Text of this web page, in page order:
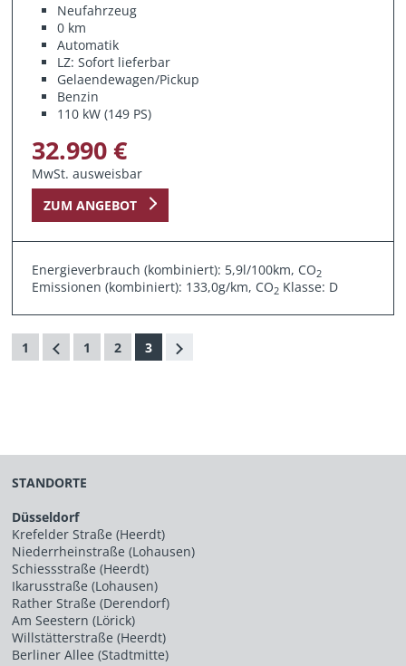
Neufahrzeug
0 km
Automatik
LZ: Sofort lieferbar
Gelaendewagen/Pickup
Benzin
110 kW (149 PS)
32.990 €
MwSt. ausweisbar
ZUM ANGEBOT
Energieverbrauch (kombiniert): 5,9l/100km, CO2
Emissionen (kombiniert): 133,0g/km, CO2 Klasse: D
1 1 2 3
STANDORTE
Düsseldorf
Krefelder Straße (Heerdt)
Niederrheinstraße (Lohausen)
Schiessstraße (Heerdt)
Ikarusstraße (Lohausen)
Rather Straße (Derendorf)
Am Seestern (Lörick)
Willstätterstraße (Heerdt)
Berliner Allee (Stadtmitte)